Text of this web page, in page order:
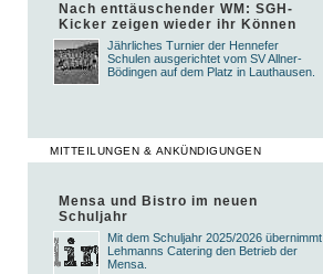
Nach enttäuschender WM: SGH-
Kicker zeigen wieder ihr Können
Jährliches Turnier der Hennefer
Schulen ausgerichtet vom SV Allner-
Bödingen auf dem Platz in Lauthausen.
MITTEILUNGEN & ANKÜNDIGUNGEN
Mensa und Bistro im neuen
Schuljahr
Mit dem Schuljahr 2025/2026 übernimmt
Lehmanns Catering den Betrieb der
Mensa.